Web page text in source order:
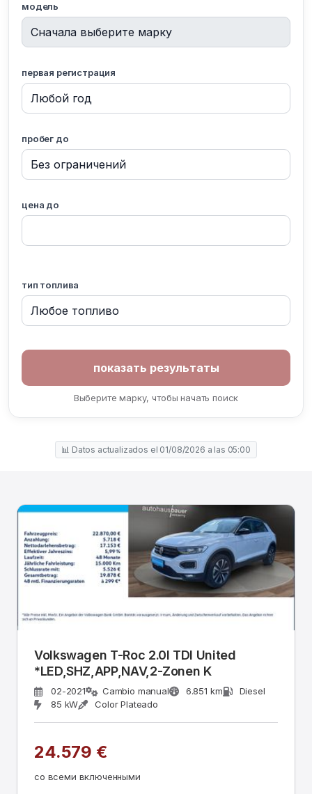
модель
первая регистрация
пробег до
цена до
тип топлива
Выберите марку, чтобы начать поиск
📊 Datos actualizados el 01/08/2026 a las 05:00
Volkswagen T-Roc 2.0l TDI United
*LED,SHZ,APP,NAV,2-Zonen K
02-2021 Cambio manual 6.851 km
Diesel
85 kW
Color Plateado
24.579 €
со всеми включенными